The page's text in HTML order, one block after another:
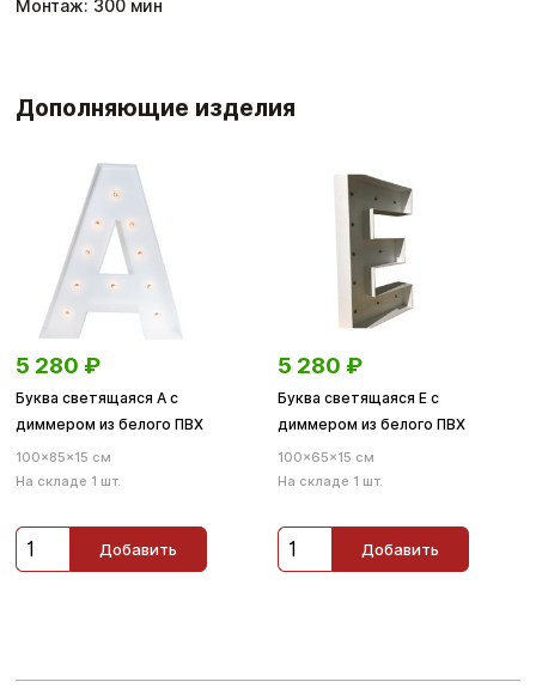
Монтаж: 300 мин
Дополняющие изделия
5 280 ₽
Буква светящаяся А с
диммером из белого ПВХ
100×85×15 см
На складе 1 шт.
Добавить
5 280 ₽
Буква светящаяся Е с
диммером из белого ПВХ
100×65×15 см
На складе 1 шт.
Добавить